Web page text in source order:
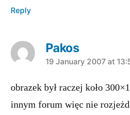
Reply
Pakos
says:
19 January 2007 at
obrazek był raczej koło
innym forum więc nie